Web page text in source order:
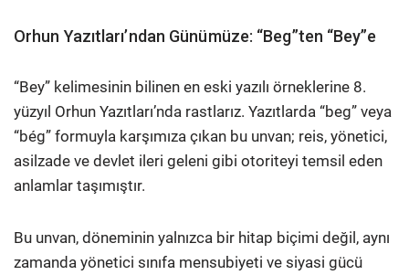
Orhun Yazıtları’ndan Günümüze: “Beg”ten “Bey”e
“Bey” kelimesinin bilinen en eski yazılı örneklerine 8.
yüzyıl Orhun Yazıtları’nda rastlarız. Yazıtlarda “beg” veya
“bég” formuyla karşımıza çıkan bu unvan; reis, yönetici,
asilzade ve devlet ileri geleni gibi otoriteyi temsil eden
anlamlar taşımıştır.
Bu unvan, döneminin yalnızca bir hitap biçimi değil, aynı
zamanda yönetici sınıfa mensubiyeti ve siyasi gücü